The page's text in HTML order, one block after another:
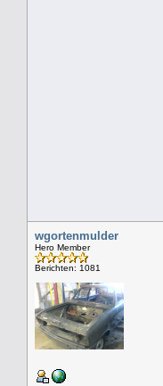
wgortenmulder
Hero Member
Berichten: 1081